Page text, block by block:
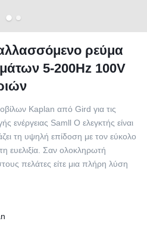
ρεύμα
5-200Hz 100V
Kaplan από Gird για τις
ενέργειας Samll Ο ελεγκτής είναι
τη υψηλή επίδοση με τον εύκολο
ευελιξία. Σαν ολοκληρωτή
πελάτες είτε μια πλήρη λύση